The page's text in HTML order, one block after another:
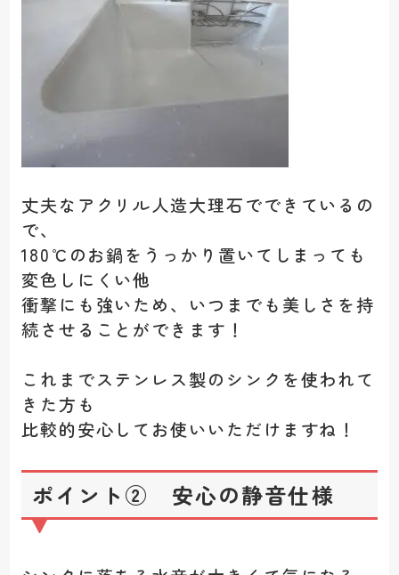
丈夫なアクリル人造大理石でできているの
で、
180℃のお鍋をうっかり置いてしまっても
変色しにくい他
衝撃にも強いため、いつまでも美しさを持
続させることができます！
これまでステンレス製のシンクを使われて
きた方も
比較的安心してお使いいただけますね！
ポイント② 安心の静音仕様